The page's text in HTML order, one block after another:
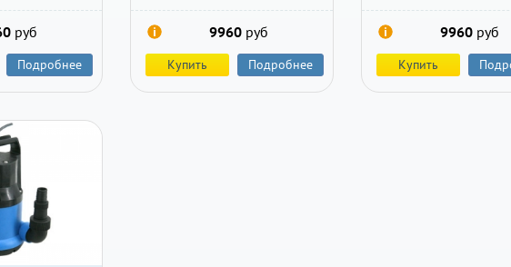
руб
Подробнее
9960 руб
Купить Подробнее
9960 руб
Купить